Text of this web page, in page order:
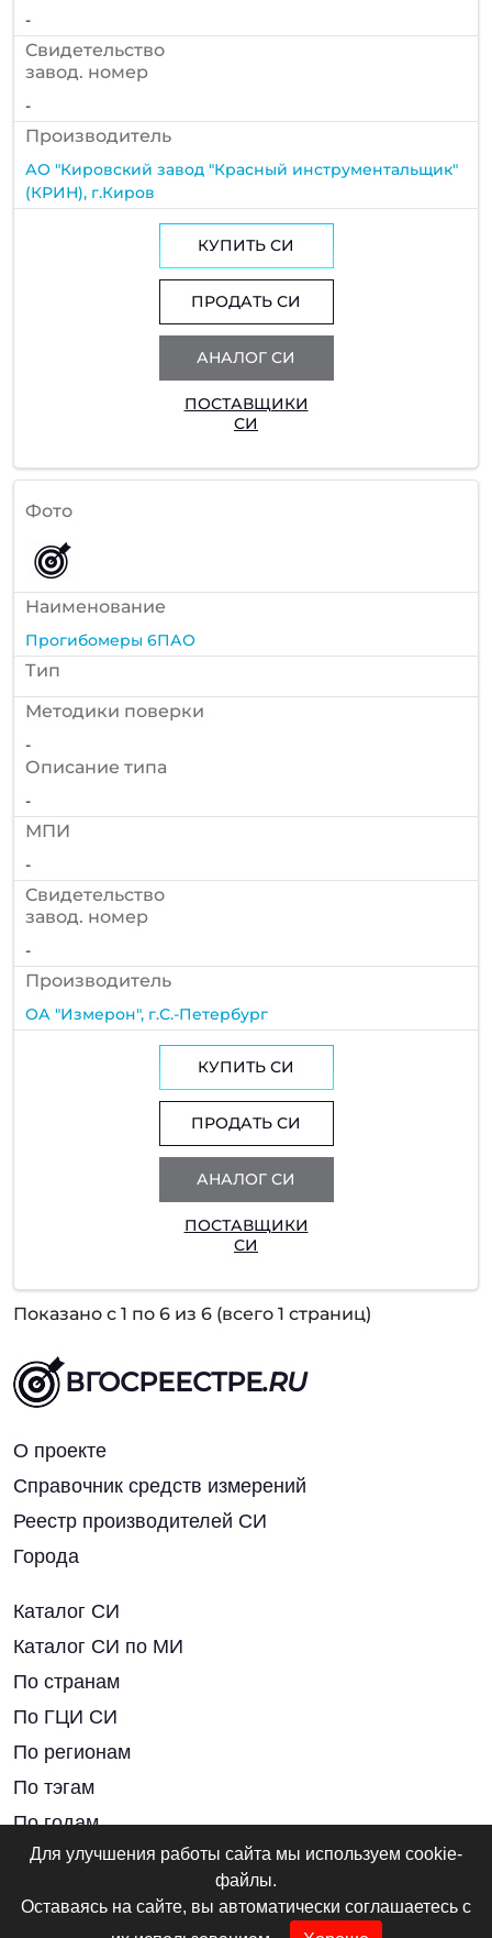
-
Cвидетельство
завод. номер
-
Производитель
АО "Кировский завод "Красный инструментальщик"
(КРИН), г.Киров
КУПИТЬ СИ
ПРОДАТЬ СИ
АНАЛОГ СИ
ПОСТАВЩИКИ
СИ
Фото
Наименование
Прогибомеры 6ПАО
Тип
Методики поверки
-
Описание типа
-
МПИ
-
Cвидетельство
завод. номер
-
Производитель
ОА "Измерон", г.С.-Петербург
КУПИТЬ СИ
ПРОДАТЬ СИ
АНАЛОГ СИ
ПОСТАВЩИКИ
СИ
Показано с 1 по 6 из 6 (всего 1 страниц)
ВГОСРЕЕСТРЕ.RU
О проекте
Справочник средств измерений
Реестр производителей СИ
Города
Каталог СИ
Каталог СИ по МИ
По странам
По ГЦИ СИ
По регионам
По тэгам
По годам
Нормативные документы
Новости отрасли
Для улучшения работы сайта мы используем cookie-
файлы.
Оставаясь на сайте, вы автоматически соглашаетесь с